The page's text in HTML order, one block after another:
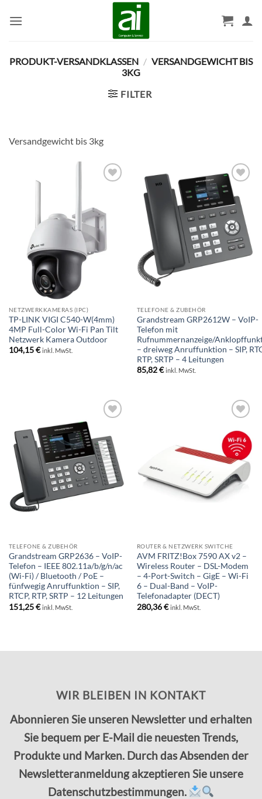
Inhalt
PRODUKT-VERSANDKLASSEN / VERSANDGEWICHT BIS
3KG
FILTER
Versandgewicht bis 3kg
NETZWERKKAMERAS (IPC)
TP-LINK VIGI C540-W(4mm)
4MP Full-Color Wi-Fi Pan Tilt
Netzwerk Kamera Outdoor
104,15€ inkl. MwSt.
BESTELLLISTE
TELEFONE & ZUBEHÖR
Grandstream GRP2612W – VoIP-
Telefon mit
Rufnummernanzeige/
– dreiweg Anruffunktion – SIP,
RTP, SRTP – 4 Leitungen
85,82€ inkl. MwSt.
BESTELLLISTE
TELEFONE & ZUBEHÖR
Grandstream GRP2636 – VoIP-
Telefon – IEEE 802.11a/b/g/n/ac
(Wi-Fi) / Bluetooth / PoE –
fünfwegig Anruffunktion – SIP,
RTCP, RTP, SRTP – 12 Leitungen
151,25€ inkl. MwSt.
BESTELLLISTE
ROUTER & NETZWERK SWITCHE
AVM FRITZ!Box 7590 AX v2 –
Wireless Router – DSL-Modem
– 4-Port-Switch – GigE – Wi-Fi
6 – Dual-Band – VoIP-
Telefonadapter (DECT)
280,36€ inkl. MwSt.
WIR BLEIBEN IN KONTAKT
Abonnieren Sie unseren Newsletter und erhalten
Sie bequem per E-Mail die neuesten Trends,
Produkte und Marken. Durch das Absenden der
Newsletteranmeldung akzeptieren Sie unsere
Datenschutzbestimmungen.